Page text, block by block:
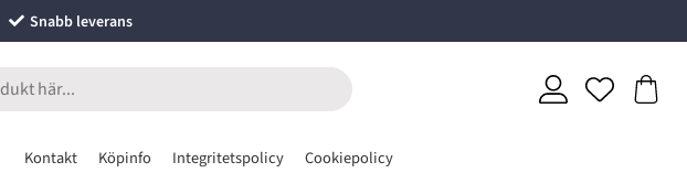
Snabb leverans
Kontakt Köpinfo Integritetspolicy Cookiepolicy